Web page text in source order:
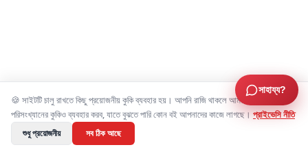
🍪 সাইটটি চালু রাখতে কিছু প্রয়োজনীয় কুকি ব্যবহার হয়। আপনি রাজি থাকলে আমরা বিজ্ঞাপন ও
পরিসংখ্যানের কুকিও ব্যবহার করব, যাতে বুঝতে পারি কোন বই আপনাদের কাজে লাগছে।প্রাইভেসি নীতি
শুধু প্রয়োজনীয় সব ঠিক আছে
সাহায্য?